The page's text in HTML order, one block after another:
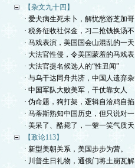
【杂文九十四】
· 爱犬病生死未卜，解忧愁游芝加哥
· 税务征收社保金，习二抢钱换汤不
· 马戏表演，美国国会山混乱的一天
· 大法官性侵，令美国蒙羞的马戏表
· 大法官提名候选人的“性丑闻”
· 与乌干达同舟共济，中国人遗弃杂
· 中国军队大败美军，干仗靠女人
· 伪命题，狗打架，逻辑自洽鸡自掐
· 马蒂斯熟知中国历史，但只说对一
· 美呆了、酷毙了，一颦一笑气质天
【政论113】
· 新型美朝关系，美国步步为营。
· 川普生日礼物，通俄门将土崩瓦解